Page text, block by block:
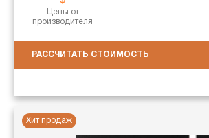
Цены от
производителя
РАССЧИТАТЬ СТОИМОСТЬ
Хит продаж